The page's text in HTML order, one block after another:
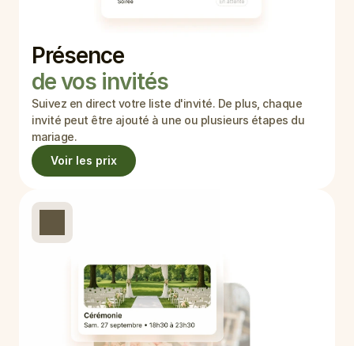
Présence
de vos invités
Suivez en direct votre liste d'invité. De plus, chaque
invité peut être ajouté à une ou plusieurs étapes du
mariage.
Voir les prix